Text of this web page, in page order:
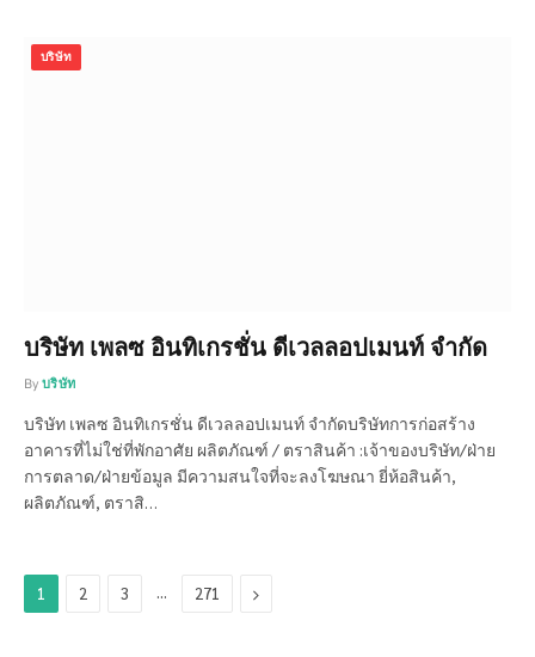
บริษัท
บริษัท เพลซ อินทิเกรชั่น ดีเวลลอปเมนท์ จำกัด
By บริษัท
บริษัท เพลซ อินทิเกรชั่น ดีเวลลอปเมนท์ จำกัดบริษัทการก่อสร้าง
อาคารที่ไม่ใช่ที่พักอาศัย ผลิตภัณฑ์ / ตราสินค้า :เจ้าของบริษัท/ฝ่าย
การตลาด/ฝ่ายข้อมูล มีความสนใจที่จะลงโฆษณา ยี่ห้อสินค้า,
ผลิตภัณฑ์, ตราสิ…
1 2 3 … 271 Next